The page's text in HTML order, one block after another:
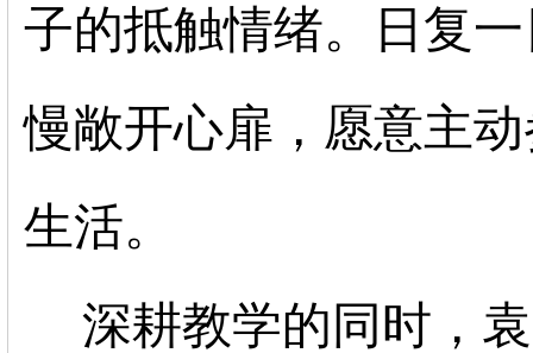
子的抵触情绪。日复
慢敞开心扉，愿意主
生活。
深耕教学的同时，